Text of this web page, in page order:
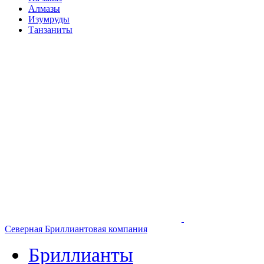
Алмазы
Изумруды
Танзаниты
Северная Бриллиантовая компания
Бриллианты